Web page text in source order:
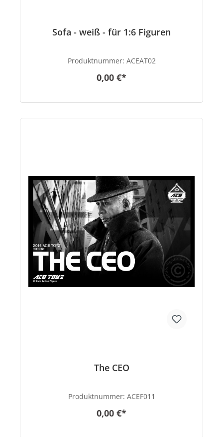
Sofa - weiß - für 1:6 Figuren
Produktnummer: ACEAT02
0,00 €*
The CEO
Produktnummer: ACEF011
0,00 €*